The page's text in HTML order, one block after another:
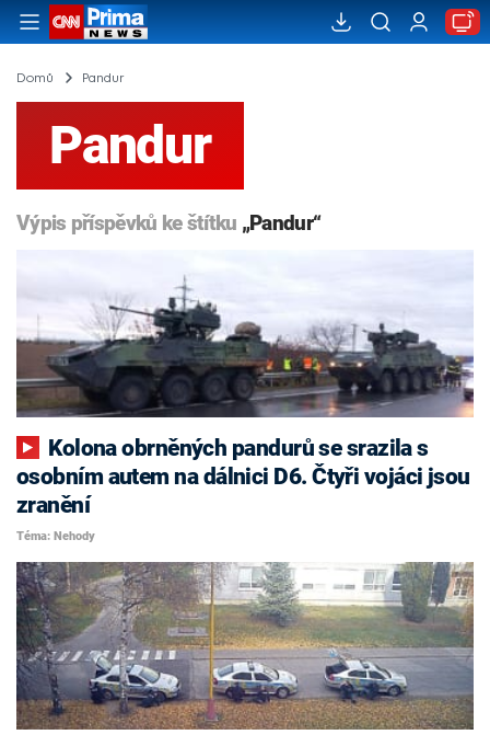
Domů Pandur
Pandur
Výpis příspěvků ke štítku „Pandur“
osobním autem na dálnici D6. Čtyři vojáci jsou
zranění
Téma: Nehody